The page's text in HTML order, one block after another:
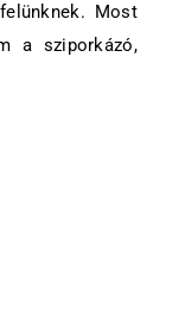
Most
a sziporkázó,